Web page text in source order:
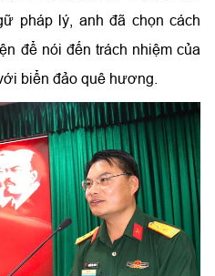
pháp lý, anh đã chọn cách
để nói đến trách nhiệm của
biển đảo quê hương.